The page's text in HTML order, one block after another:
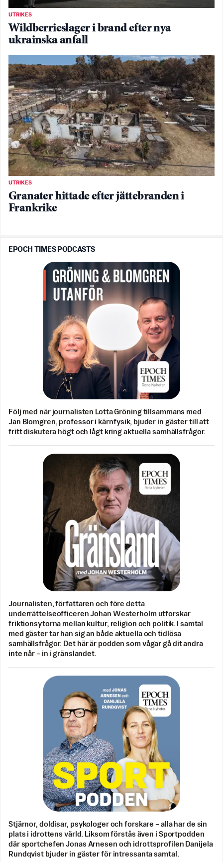
UTRIKES
Wildberrieslager i brand efter nya
ukrainska anfall
UTRIKES
Granater hittade efter jättebranden i
Frankrike
EPOCH TIMES PODCASTS
Följ med när journalisten Lotta Gröning tillsammans med
Jan Blomgren, professor i kärnfysik, bjuder in gäster till att
fritt diskutera högt och lågt kring aktuella samhällsfrågor.
Journalisten, författaren och före detta
underrättelseofficeren Johan Westerholm utforskar
friktionsytorna mellan kultur, religion och politik. I samtal
med gäster tar han sig an både aktuella och tidlösa
samhällsfrågor. Det här är podden som vågar gå dit andra
inte når – in i gränslandet.
Stjärnor, doldisar, psykologer och forskare – alla har de sin
plats i idrottens värld. Liksom förstås även i Sportpodden
där sportchefen Jonas Arnesen och idrottsprofilen Danijela
Rundqvist bjuder in gäster för intressanta samtal.